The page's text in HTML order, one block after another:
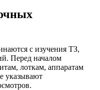
с изучения ТЗ,
Перед началом
лоткам, аппаратам
указывают